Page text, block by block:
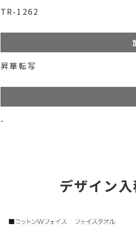
TR-1262
昇華転写
-
デザイン